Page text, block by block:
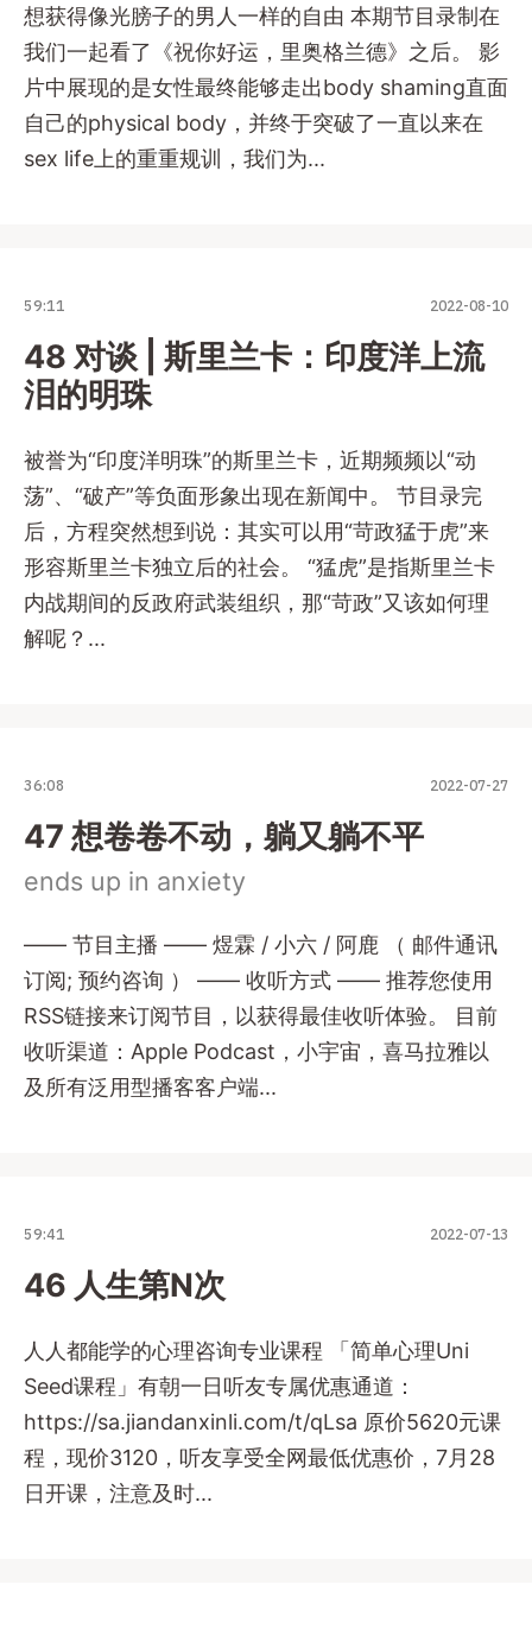
想获得像光膀子的男人一样的自由 本期节目录制在
我们一起看了《祝你好运，里奥格兰德》之后。 影
片中展现的是女性最终能够走出body shaming直面
自己的physical body，并终于突破了一直以来在
sex life上的重重规训，我们为...
59:11 2022-08-10
48 对谈 | 斯里兰卡：印度洋上流
泪的明珠
被誉为“印度洋明珠”的斯里兰卡，近期频频以“动
荡”、“破产”等负面形象出现在新闻中。 节目录完
后，方程突然想到说：其实可以用“苛政猛于虎”来
形容斯里兰卡独立后的社会。 “猛虎”是指斯里兰卡
内战期间的反政府武装组织，那“苛政”又该如何理
解呢？...
36:08 2022-07-27
47 想卷卷不动，躺又躺不平
ends up in anxiety
—— 节目主播 —— 煜霖 / 小六 / 阿鹿 （ 邮件通讯
订阅; 预约咨询 ） —— 收听方式 —— 推荐您使用
RSS链接来订阅节目，以获得最佳收听体验。 目前
收听渠道：Apple Podcast，小宇宙，喜马拉雅以
及所有泛用型播客客户端...
59:41 2022-07-13
46 人生第N次
人人都能学的心理咨询专业课程 「简单心理Uni
Seed课程」有朝一日听友专属优惠通道：
https://sa.jiandanxinli.com/t/qLsa 原价5620元课
程，现价3120，听友享受全网最低优惠价，7月28
日开课，注意及时...